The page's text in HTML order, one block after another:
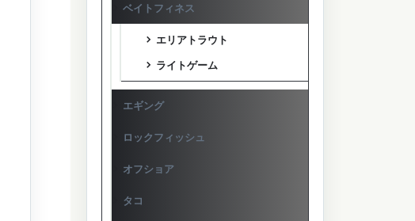
ベイトフィネス
エリアトラウト
ライトゲーム
エギング
ロックフィッシュ
オフショア
タコ